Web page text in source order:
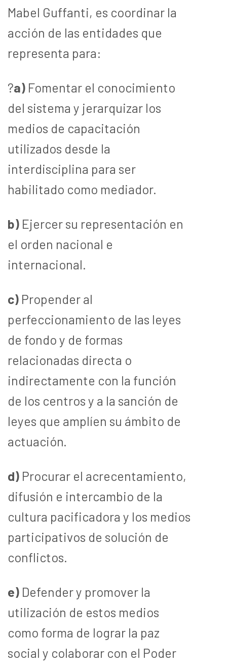
Mabel Guffanti, es coordinar la
acción de las entidades que
representa para:
?a) Fomentar el conocimiento
del sistema y jerarquizar los
medios de capacitación
utilizados desde la
interdisciplina para ser
habilitado como mediador.
b) Ejercer su representación en
el orden nacional e
internacional.
c) Propender al
perfeccionamiento de las leyes
de fondo y de formas
relacionadas directa o
indirectamente con la función
de los centros y a la sanción de
leyes que amplíen su ámbito de
actuación.
d) Procurar el acrecentamiento,
difusión e intercambio de la
cultura pacificadora y los medios
participativos de solución de
conflictos.
e) Defender y promover la
utilización de estos medios
como forma de lograr la paz
social y colaborar con el Poder